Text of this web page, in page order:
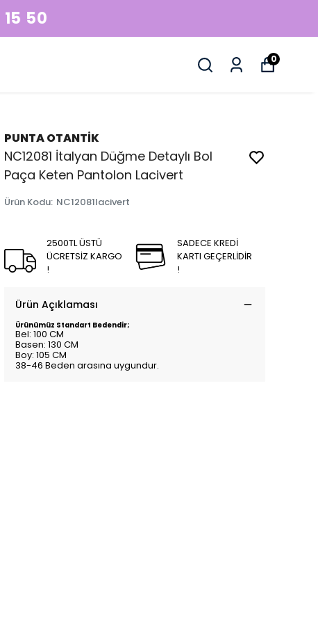
0
PUNTA OTANTİK
NC12081 İtalyan Düğme Detaylı Bol
Paça Keten Pantolon Lacivert
Ürün Kodu: NC12081lacivert
2500TL ÜSTÜ
ÜCRETSİZ KARGO
!
SADECE KREDİ
KARTI GEÇERLİDİR
!
Ürün Açıklaması
Ürünümüz Standart Bedendir;
Bel: 100 CM
Basen: 130 CM
Boy: 105 CM
38-46 Beden arasına uygundur.